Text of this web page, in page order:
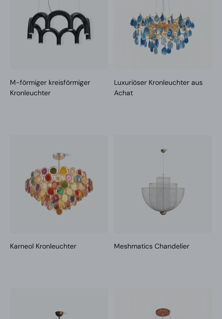
M-förmiger kreisförmiger
Kronleuchter
Luxuriöser Kronleuchter aus
Achat
Karneol Kronleuchter Meshmatics Chandelier